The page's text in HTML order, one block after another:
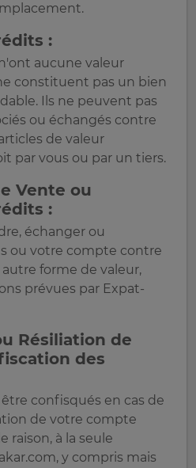
:
aucune valeur
constituent pas un bien
Ils ne peuvent pas
ou échangés contre
de valeur
par vous ou par un tiers.
Vente ou
:
échanger ou
ou votre compte contre
forme de valeur,
prévues par Expat-
Résiliation de
des
confisqués en cas de
de votre compte
raison, à la seule
y compris mais